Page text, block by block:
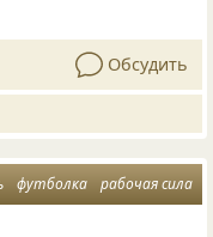
Обсудить
футболка рабочая сила